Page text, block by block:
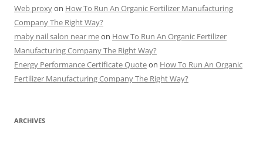
Web proxyon How To Run An Organic Fertilizer Manufacturing
Company The Right Way?
maby nail salon near meon How To Run An Organic Fertilizer
Manufacturing Company The Right Way?
Energy Performance Certificate Quoteon How To Run An Organic
Fertilizer Manufacturing Company The Right Way?
ARCHIVES